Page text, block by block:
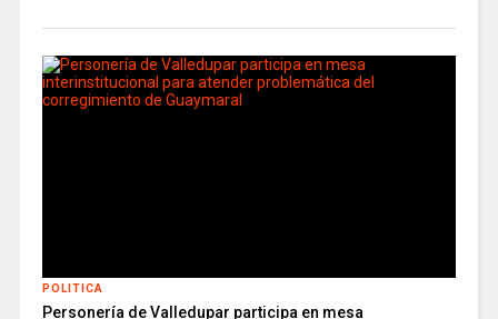
POLITICA
Personería de Valledupar participa en mesa